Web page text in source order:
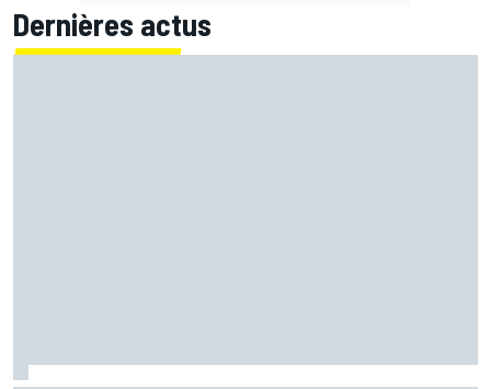
Dernières actus